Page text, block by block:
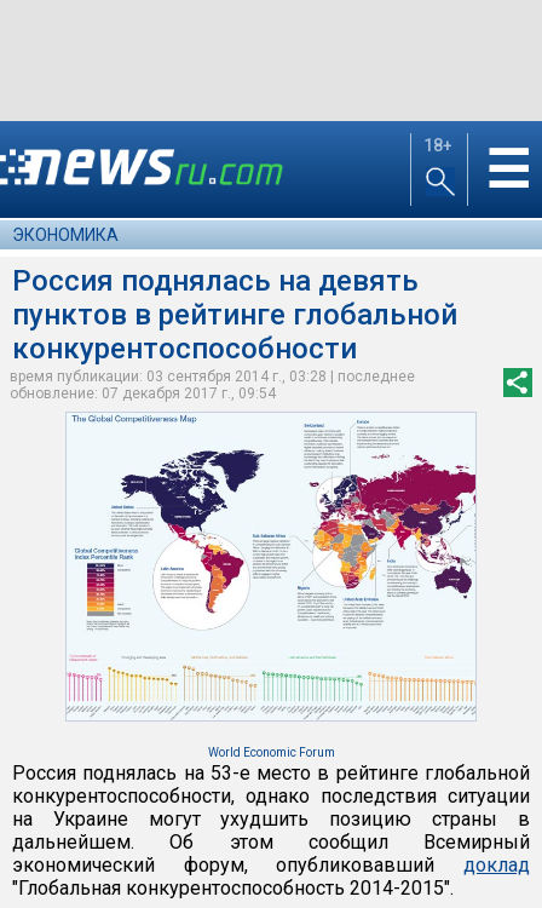
18+ ☰
ЭКОНОМИКА
Россия поднялась на девять
пунктов в рейтинге глобальной
конкурентоспособности
время публикации: 03 сентября 2014 г., 03:28 | последнее
обновление: 07 декабря 2017 г., 09:54
World Economic Forum
Россия поднялась на 53-е место в рейтинге глобальной
конкурентоспособности, однако последствия ситуации
на Украине могут ухудшить позицию страны в
дальнейшем. Об этом сообщил Всемирный
экономический форум, опубликовавший доклад
"Глобальная конкурентоспособность 2014-2015".